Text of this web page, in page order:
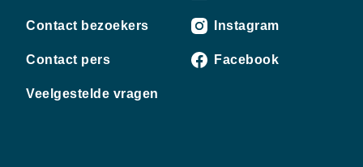
Contact bezoekers
Contact pers
Veelgestelde vragen
Instagram
Facebook